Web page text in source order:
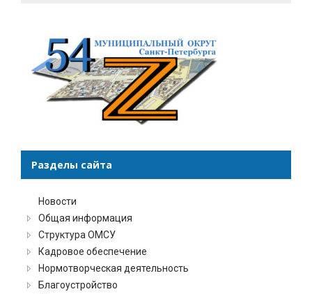
Разделы сайта
Новости
Общая информация
Структура ОМСУ
Кадровое обеспечение
Нормотворческая деятельность
Благоустройство